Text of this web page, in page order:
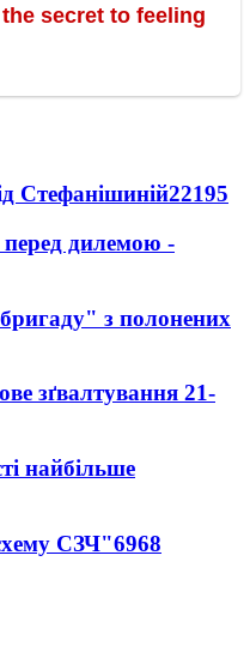
Стефанішиній22195
перед дилемою -
з полонених
зґвалтування 21-
найбільше
СЗЧ"6968